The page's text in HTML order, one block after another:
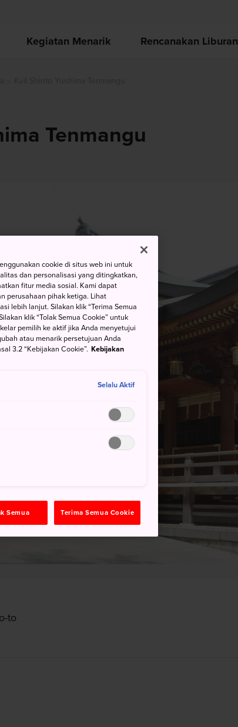
Kegiatan Menarik Rencanakan Liburan
Tenmangu
to
cookie di situs web ini untuk
dan personalisasi yang ditingkatkan,
fitur media sosial. Kami dapat
perusahaan pihak ketiga. Lihat
lebih lanjut. Silakan klik “Terima Semua
klik “Tolak Semua Cookie” untuk
pemilih ke aktif jika Anda menyetujui
atau menarik persetujuan Anda
3.2 “Kebijakan Cookie”. Kebijakan
Selalu Aktif
Semua Terima Semua Cookie